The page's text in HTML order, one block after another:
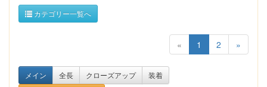
カテゴリー一覧へ
« 1 2 »
メイン 全長 クローズアップ
装着